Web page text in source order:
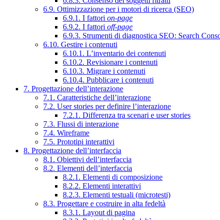
6.9. Ottimizzazione per i motori di ricerca (SEO)
6.9.1. I fattori on-page
6.9.2. I fattori off-page
6.9.3. Strumenti di diagnostica SEO: Search
6.10. Gestire i contenuti
6.10.1. L’inventario dei contenuti
6.10.2. Revisionare i contenuti
6.10.3. Migrare i contenuti
6.10.4. Pubblicare i contenuti
7. Progettazione dell’interazione
7.1. Caratteristiche dell’interazione
7.2. User stories per definire l’interazione
7.2.1. Differenza tra scenari e user stories
7.3. Flussi di interazione
7.4. Wireframe
7.5. Prototipi interattivi
8. Progettazione dell’interfaccia
8.1. Obiettivi dell’interfaccia
8.2. Elementi dell’interfaccia
8.2.1. Elementi di composizione
8.2.2. Elementi interattivi
8.2.3. Elementi testuali (microtesti)
8.3. Progettare e costruire in alta fedeltà
8.3.1. Layout di pagina